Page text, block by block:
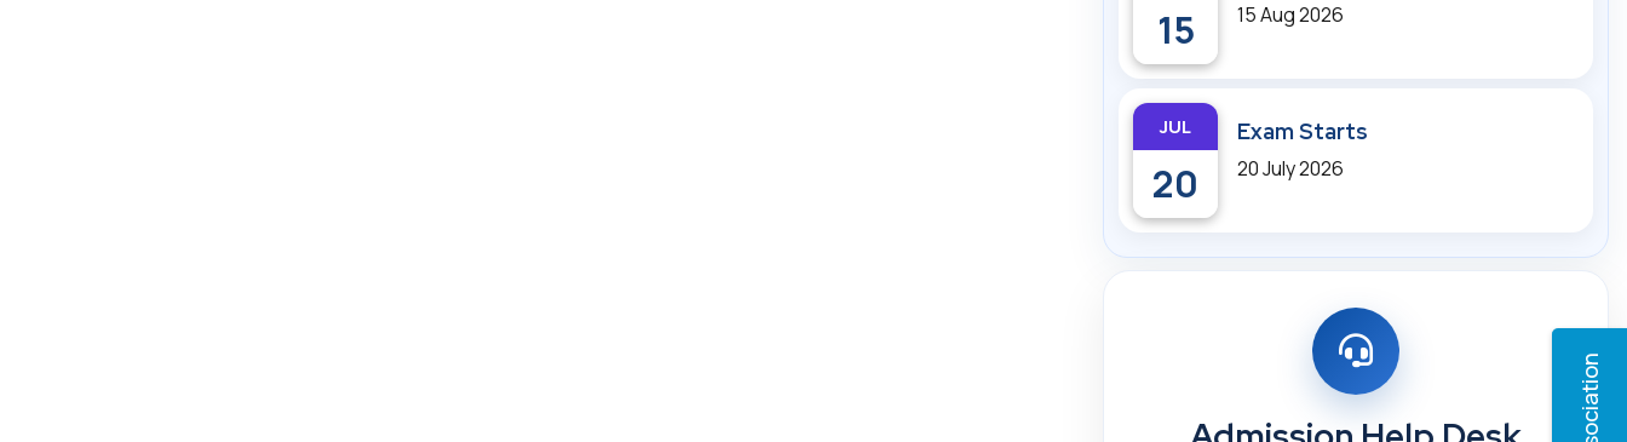
15 15 Aug 2026
JUL
20
Exam Starts
20 July 2026